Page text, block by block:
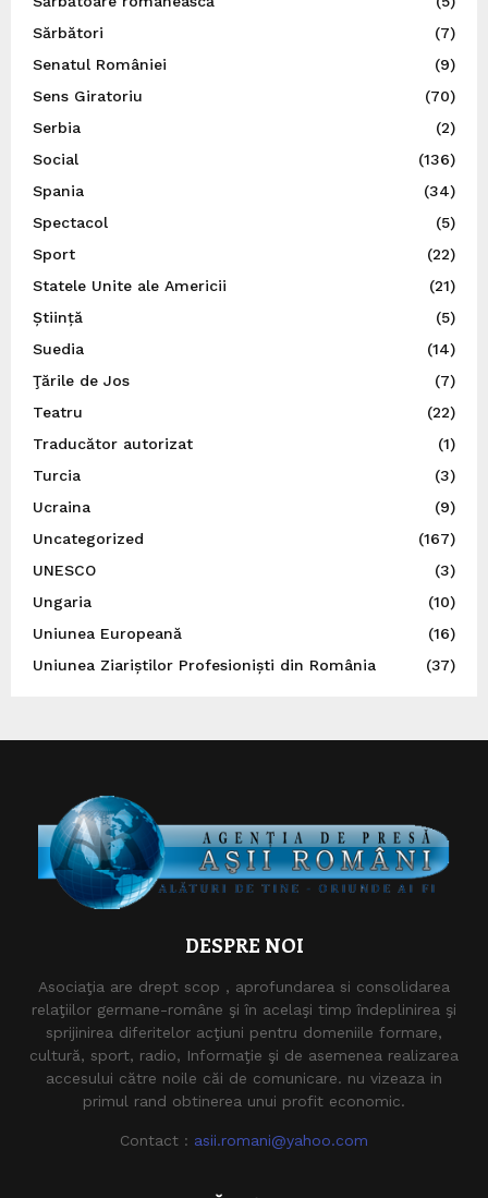
Sărbători
(7)
Senatul României
(9)
Sens Giratoriu
(70)
Serbia
(2)
Social
(136)
Spania
(34)
Spectacol
(5)
Sport
(22)
Statele Unite ale Americii
(21)
Știință
(5)
Suedia
(14)
Ţările de Jos
(7)
Teatru
(22)
Traducător autorizat
(1)
Turcia
(3)
Ucraina
(9)
Uncategorized
(167)
UNESCO
(3)
Ungaria
(10)
Uniunea Europeană
(16)
Uniunea Ziariștilor Profesioniști din România
(37)
DESPRE NOI
Asociaţia are drept scop , aprofundarea si consolidarea
relaţiilor germane-române şi în acelaşi timp îndeplinirea şi
sprijinirea diferitelor acţiuni pentru domeniile formare,
cultură, sport, radio, Informaţie şi de asemenea realizarea
accesului către noile căi de comunicare. nu vizeaza in
primul rand obtinerea unui profit economic.
Contact : asii.romani@yahoo.com